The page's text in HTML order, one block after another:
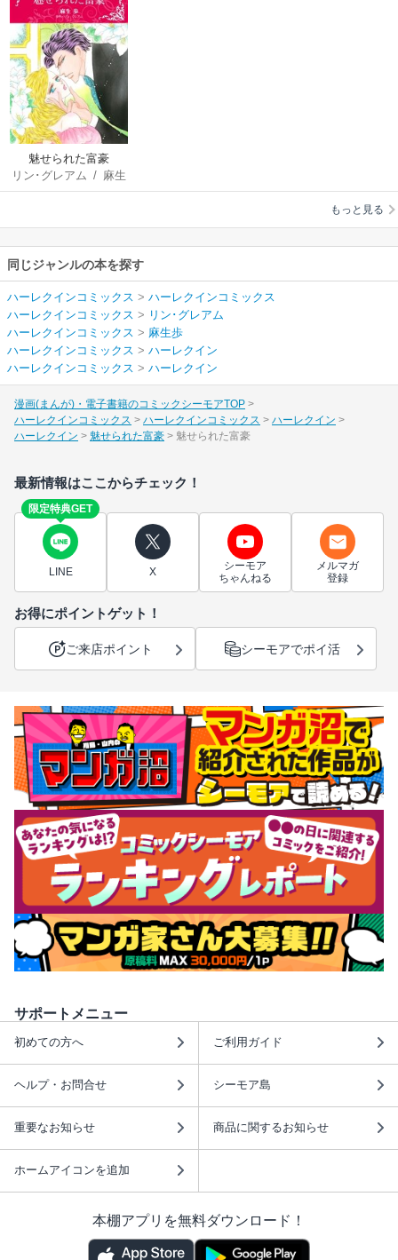
魅せられた富豪
リン･グレアム / 麻生
歩
もっと見る
同じジャンルの本を探す
ハーレクインコミックス > ハーレクインコミックス
ハーレクインコミックス > リン･グレアム
ハーレクインコミックス > 麻生歩
ハーレクインコミックス > ハーレクイン
ハーレクインコミックス > ハーレクイン
漫画(まんが)・電子書籍のコミックシーモアTOP
ハーレクインコミックス
ハーレクインコミックス
ハーレクイン
ハーレクイン
魅せられた富豪 魅せられた富豪
最新情報はここからチェック！
限定特典GET
LINE X
シーモア
ちゃんねる
メルマガ
登録
お得にポイントゲット！
ご来店ポイント シーモアでポイ活
サポートメニュー
初めての方へ ご利用ガイド
ヘルプ・お問合せ シーモア島
重要なお知らせ 商品に関するお知らせ
ホームアイコンを追加
本棚アプリを無料ダウンロード！